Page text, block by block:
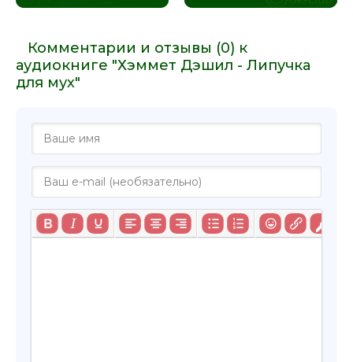
Комментарии и отзывы (0) к
аудиокниге "Хэммет Дэшил - Липучка
для мух"